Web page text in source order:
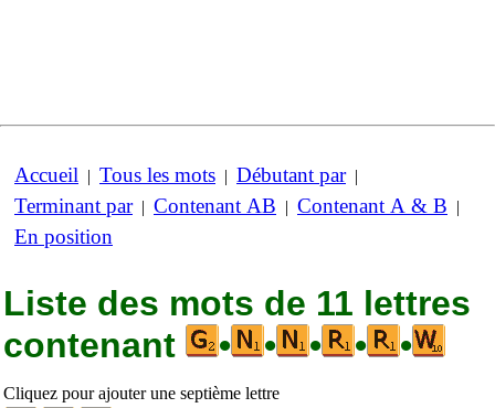
Accueil | Tous les mots | Débutant par|
Terminant par| Contenant AB | Contenant A & B |
En position
Liste des mots de 11 lettres
contenant
• • • • •
Cliquez pour ajouter une septième lettre